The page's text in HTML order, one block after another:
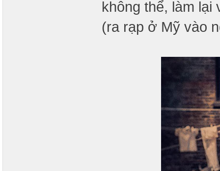
không thể, làm lại
(ra rạp ở Mỹ vào